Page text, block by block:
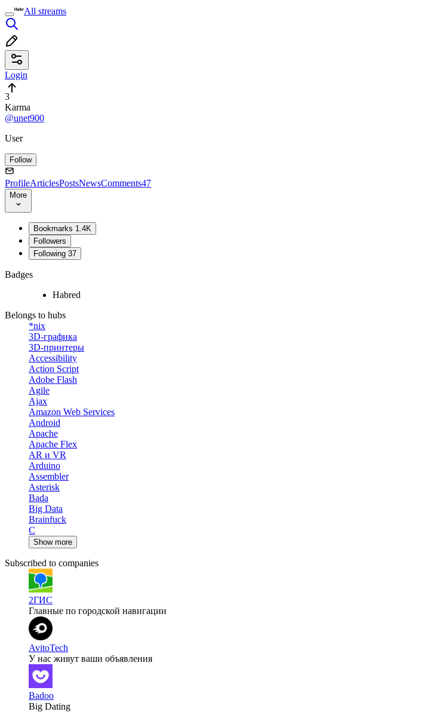
All streams
Login
3
Karma
@unet900
User
Follow
ProfileArticlesPostsNewsComments47
More
Bookmarks 1.4K
Followers
Following 37
Badges
Habred
Belongs to hubs
*nix
3D-графика
3D-принтеры
Accessibility
Action Script
Adobe Flash
Agile
Ajax
Amazon Web Services
Android
Apache
Apache Flex
AR и VR
Arduino
Assembler
Asterisk
Bada
Big Data
Brainfuck
C
Show more
Subscribed to companies
2ГИС
Главные по городской навигации
AvitoTech
У нас живут ваши объявления
Badoo
Big Dating